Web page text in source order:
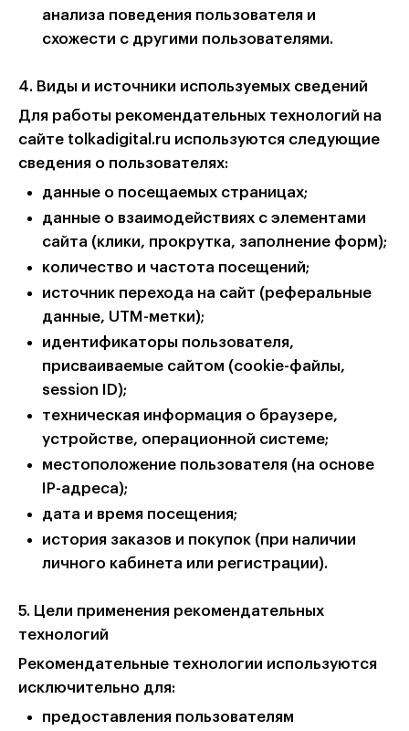
анализа поведения пользователя и
схожести с другими пользователями.
4. Виды и источники используемых сведений
Для работы рекомендательных технологий на
сайте tolkadigital.ru используются следующие
сведения о пользователях:
данные о посещаемых страницах;
данные о взаимодействиях с элементами
сайта (клики, прокрутка, заполнение форм);
количество и частота посещений;
источник перехода на сайт (реферальные
данные, UTM-метки);
идентификаторы пользователя,
присваиваемые сайтом (cookie-файлы,
session ID);
техническая информация о браузере,
устройстве, операционной системе;
местоположение пользователя (на основе
IP-адреса);
дата и время посещения;
история заказов и покупок (при наличии
личного кабинета или регистрации).
5. Цели применения рекомендательных
технологий
Рекомендательные технологии используются
исключительно для:
предоставления пользователям